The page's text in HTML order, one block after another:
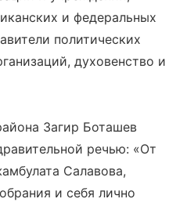
и федеральных
политических
духовенство и
Загир Боташев
речью: «От
Салавова,
и себя лично